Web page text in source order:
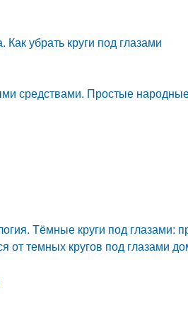
Как убрать круги под глазами
средствами. Простые
Тёмные круги под глазами:
от темных кругов под глазами